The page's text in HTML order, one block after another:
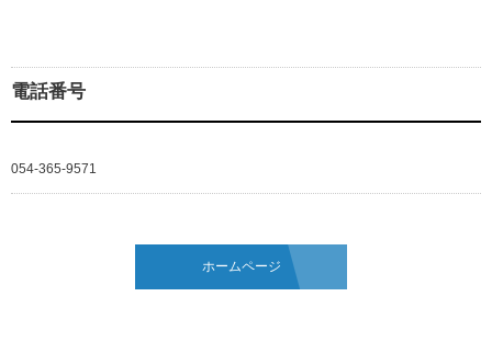
電話番号
054-365-9571
ホームページ